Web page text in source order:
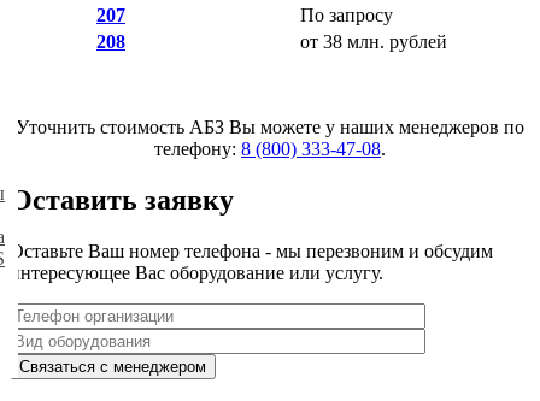
207
По запросу
208
от 38 млн. рублей
Уточнить стоимость АБЗ Вы можете у наших менеджеров по
телефону: 8 (800) 333-47-08.
Оставить заявку
Оставьте Ваш номер телефона - мы перезвоним и обсудим
интересующее Вас оборудование или услугу.